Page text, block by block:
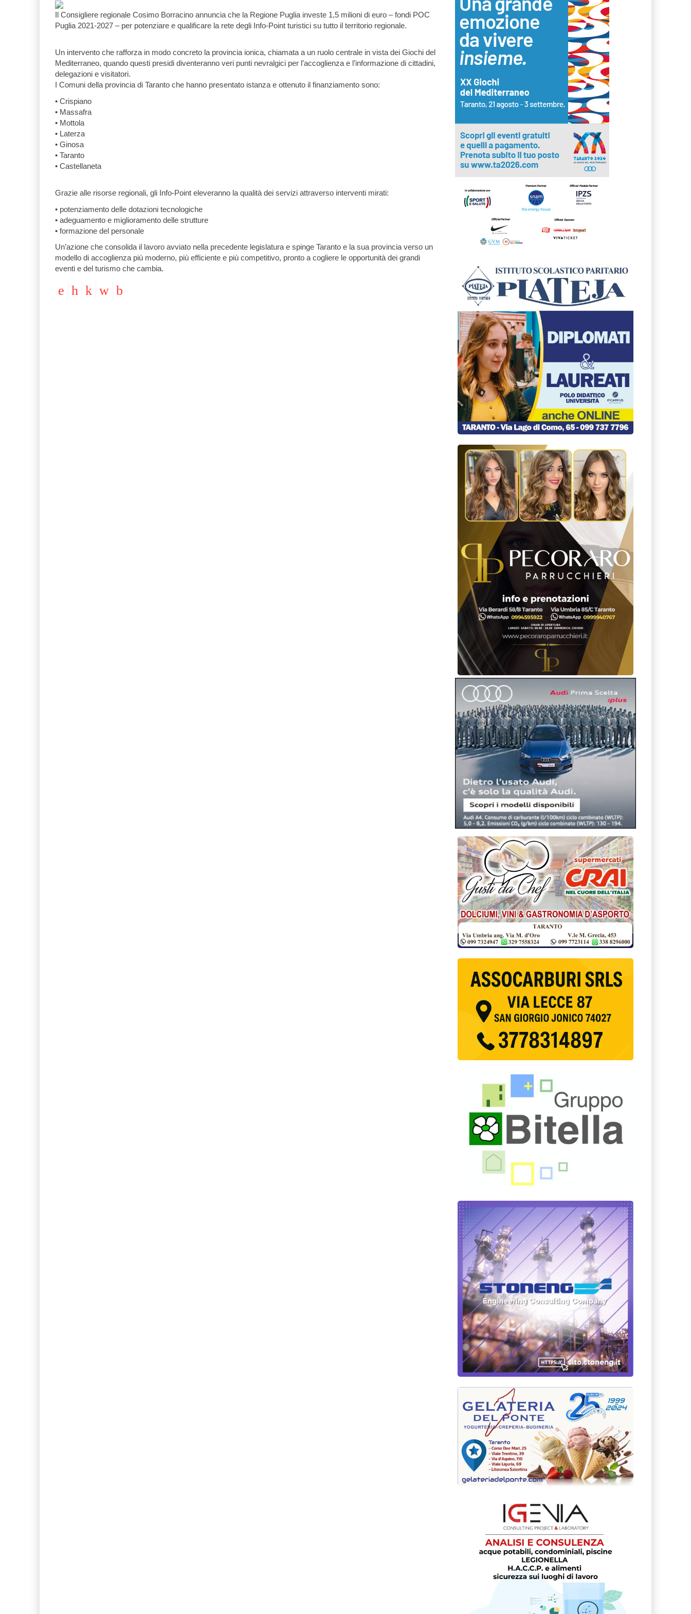
Il Consigliere regionale Cosimo Borracino annuncia che la Regione Puglia investe 1,5 milioni di euro – fondi POC
Puglia 2021-2027 – per potenziare e qualificare la rete degli Info-Point turistici su tutto il territorio regionale.
Un intervento che rafforza in modo concreto la provincia ionica, chiamata a un ruolo centrale in vista dei Giochi del
Mediterraneo, quando questi presidi diventeranno veri punti nevralgici per l’accoglienza e l’informazione di cittadini,
delegazioni e visitatori.
I Comuni della provincia di Taranto che hanno presentato istanza e ottenuto il finanziamento sono:
• Crispiano
• Massafra
• Mottola
• Laterza
• Ginosa
• Taranto
• Castellaneta
Grazie alle risorse regionali, gli Info-Point eleveranno la qualità dei servizi attraverso interventi mirati:
• potenziamento delle dotazioni tecnologiche
• adeguamento e miglioramento delle strutture
• formazione del personale
Un’azione che consolida il lavoro avviato nella precedente legislatura e spinge Taranto e la sua provincia verso un
modello di accoglienza più moderno, più efficiente e più competitivo, pronto a cogliere le opportunità dei grandi
eventi e del turismo che cambia.